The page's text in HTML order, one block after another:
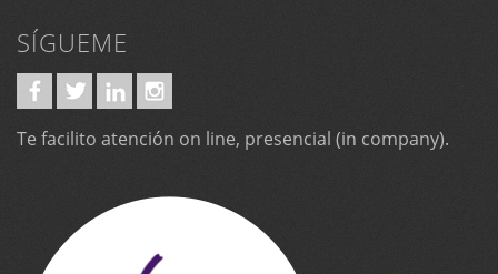
SÍGUEME
Te facilito atención on line, presencial (in company).